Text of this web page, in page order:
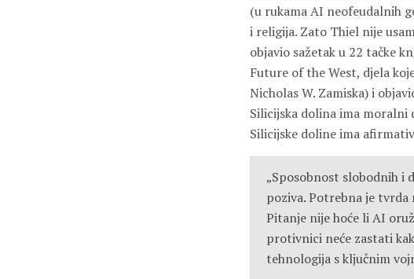
(u rukama AI neofeudalnih
i religija. Zato Thiel nije
objavio sažetak u 22 tačke
Future of the West, djela
Nicholas W. Zamiska) i
Silicijska dolina ima moralni
Silicijske doline ima
„Sposobnost slobodnih i
poziva. Potrebna je tvrda
Pitanje nije hoće li AI
protivnici neće zastati
tehnologija s ključnim